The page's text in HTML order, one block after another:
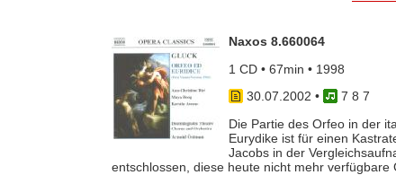
Naxos 8.660064
1 CD • 67min • 1998
30.07.2002 •
7 8 7
Die Partie des Orfeo in der
Eurydike ist für einen
Jacobs in der
entschlossen, diese heute nicht mehr verfügbare